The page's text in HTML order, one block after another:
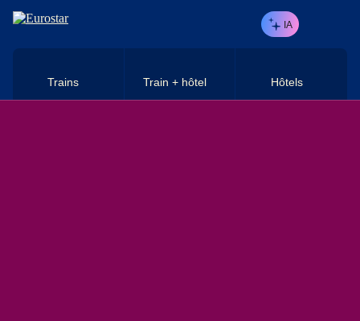
Aller au contenu principal
IA
Trains Train + hôtel Hôtels